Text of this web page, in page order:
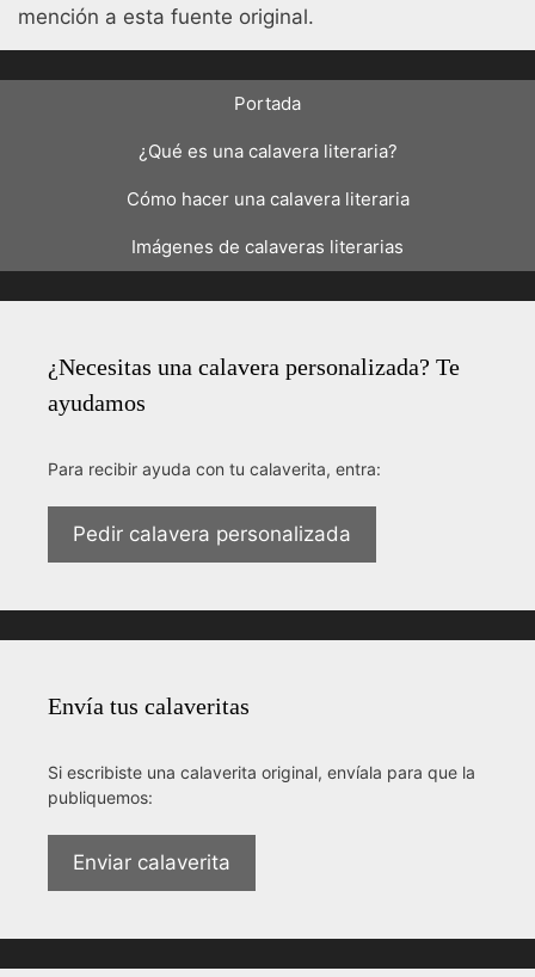
mención a esta fuente original.
Portada
¿Qué es una calavera literaria?
Cómo hacer una calavera literaria
Imágenes de calaveras literarias
¿Necesitas una calavera personalizada? Te
ayudamos
Para recibir ayuda con tu calaverita, entra:
Pedir calavera personalizada
Envía tus calaveritas
Si escribiste una calaverita original, envíala para que la
publiquemos:
Enviar calaverita